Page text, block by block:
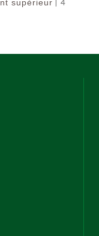
supérieur | 4